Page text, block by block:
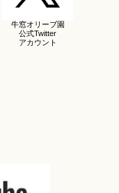
牛窓オリーブ園
公式Twitter
アカウント